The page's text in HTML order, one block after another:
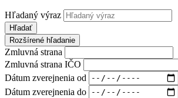
Hľadaný výraz
Hľadať
Rozšírené hľadanie
Zmluvná strana
Zmluvná strana IČO
Dátum zverejnenia od
Dátum zverejnenia do